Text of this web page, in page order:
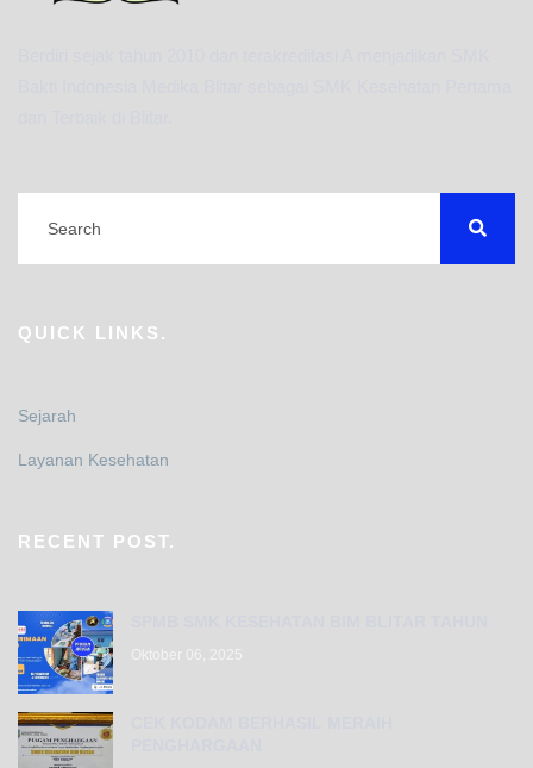
QUICK LINKS.
Sejarah
Layanan Kesehatan
RECENT POST.
Oktober 06, 2025